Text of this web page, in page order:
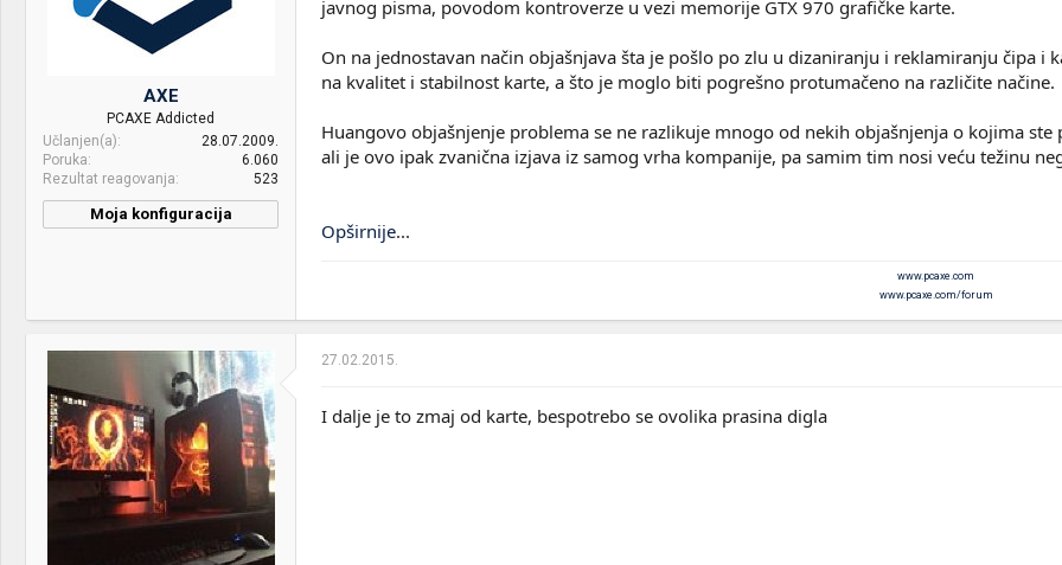
t
a
AXE
PCAXE Addicted
Učlanjen(a)
28.07.2009.
Poruka
6.060
Rezultat reagovanja
523
Moja konfiguracija
javnog pisma, povodom kontroverze u vezi memorije GTX 970 grafičke karte.
On na jednostavan način objašnjava šta je pošlo po zlu u dizaniranju i reklamiranju čipa i
na kvalitet i stabilnost karte, a što je moglo biti pogrešno protumačeno na različite načine.
Huangovo objašnjenje problema se ne razlikuje mnogo od nekih objašnjenja o kojima
ali je ovo ipak zvanična izjava iz samog vrha kompanije, pa samim tim nosi veću težinu
Opširnije...
www.pcaxe.com
www.pcaxe.com/forum
27.02.2015.
I dalje je to zmaj od karte, bespotrebo se ovolika prasina digla